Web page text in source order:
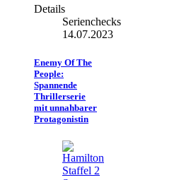
Details
Serienchecks
14.07.2023
Enemy Of The
People:
Spannende
Thrillerserie
mit unnahbarer
Protagonistin